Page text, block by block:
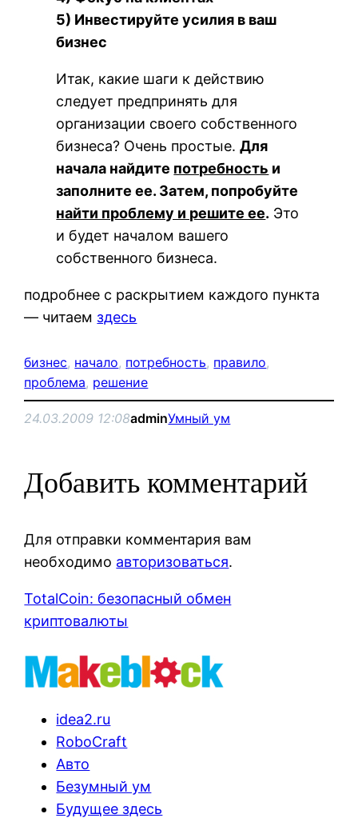
5) Инвестируйте усилия в ваш
бизнес
Итак, какие шаги к действию
следует предпринять для
организации своего собственного
бизнеса? Очень простые.Для
начала найдите потребность и
заполните ее. Затем, попробуйте
найти проблему и решите ее. Это
и будет началом вашего
собственного бизнеса.
подробнее с раскрытием каждого пункта
— читаем здесь
бизнес, начало, потребность, правило
проблема, решение
24.03.2009 12:08adminУмный ум
Добавить комментарий
Для отправки комментария вам
необходимо авторизоваться.
TotalCoin: безопасный обмен
криптовалюты
idea2.ru
RoboCraft
Авто
Безумный ум
Будущее здесь